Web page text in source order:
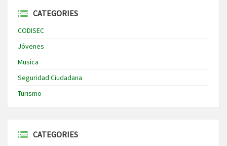
CATEGORIES
CODISEC
Jóvenes
Musica
Seguridad Ciudadana
Turismo
CATEGORIES